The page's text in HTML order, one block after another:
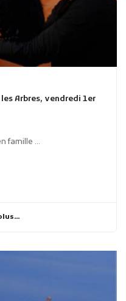
Arbres, vendredi 1er
famille ...